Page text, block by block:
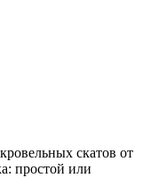
скатов от
простой или